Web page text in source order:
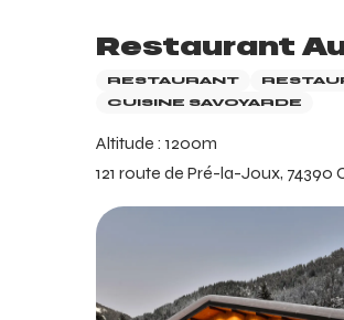
Restaurant
RESTAURANT
CUISINE SAVOYARDE
Altitude : 1200m
121 route de Pré-la-Joux, 74390